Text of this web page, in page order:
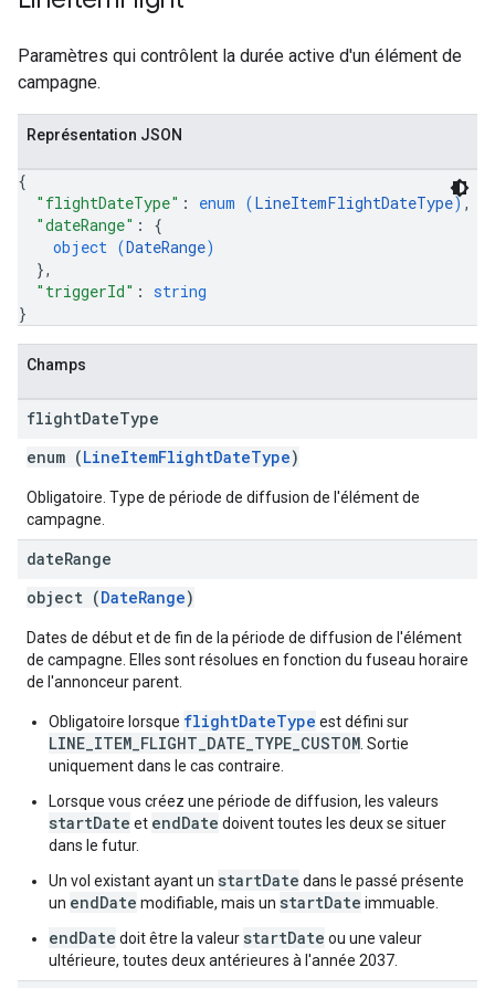
Paramètres qui contrôlent la durée active d'un élément de
campagne.
Représentation JSON
{
"flightDateType" : enum (LineItemFlightDateType),
"dateRange" : {
object (DateRange)
},
"triggerId" : string
}
Champs
flightDateType
enum (LineItemFlightDateType)
Obligatoire. Type de période de diffusion de l'élément de
campagne.
dateRange
object (DateRange)
Dates de début et de fin de la période de diffusion de l'élément
de campagne. Elles sont résolues en fonction du fuseau horaire
de l'annonceur parent.
Obligatoire lorsque flightDateType est défini sur
LINE_ITEM_FLIGHT_DATE_TYPE_CUSTOM . Sortie
uniquement dans le cas contraire.
Lorsque vous créez une période de diffusion, les valeurs
startDate et endDate doivent toutes les deux se situer
dans le futur.
Un vol existant ayant un startDate dans le passé présente
un endDate modifiable, mais un startDate immuable.
endDate doit être la valeur startDate ou une valeur
ultérieure, toutes deux antérieures à l'année 2037.